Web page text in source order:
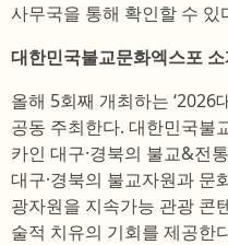
사무국을 통해 확인할 수 있
대한민국불교문화엑스포 소
올해 5회째 개최하는 ‘2026
공동 주최한다. 대한민국불
카인 대구·경북의 불교&전
대구·경북의 불교자원과
광자원을 지속가능 관광 콘
술적 치유의 기회를 제공한